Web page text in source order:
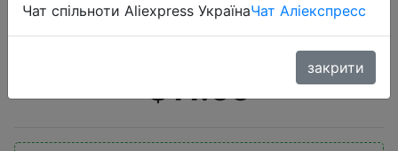
охоты
$11.55
Чат спільноти Aliexpress УкраїнаЧат Аліекспресс
закрити